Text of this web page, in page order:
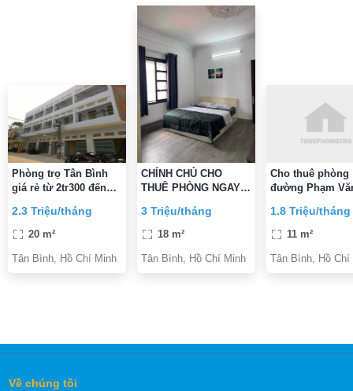
Phòng trọ Tân Bình
giá rẻ từ 2tr300 đến
2.3 Triệu/tháng
20 m²
Tân Bình, Hồ Chí Minh
CHÍNH CHỦ CHO
THUÊ PHÒNG NGAY
ĐẦY ĐỦ TIỆN
NGHI,VỆ SINH TRONG
3 Triệu/tháng
18 m²
Tân Bình, Hồ Chí Minh
Cho thuê phòng
đường Phạm
Bình gần CMT8
Bình
1.8 Triệu/tháng
11 m²
Tân Bình, Hồ Chí
Về chúng tôi